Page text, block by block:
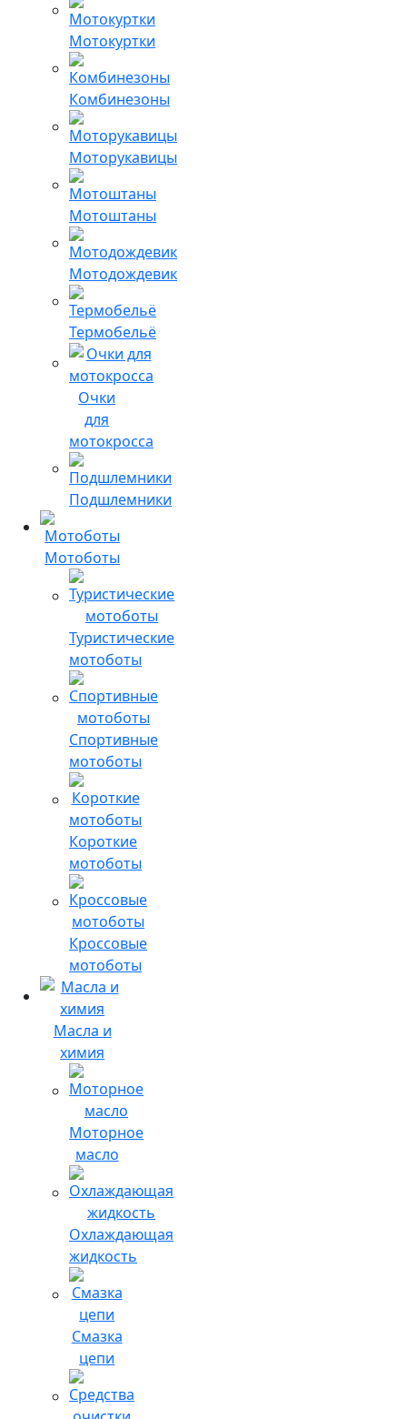
Мотокуртки
Комбинезоны
Моторукавицы
Мотоштаны
Мотодождевик
Термобельё
Очки
для
мотокросса
Подшлемники
Мотоботы
Туристические
мотоботы
Спортивные
мотоботы
Короткие
мотоботы
Кроссовые
мотоботы
Масла и
химия
Моторное
масло
Охлаждающая
жидкость
Смазка
цепи